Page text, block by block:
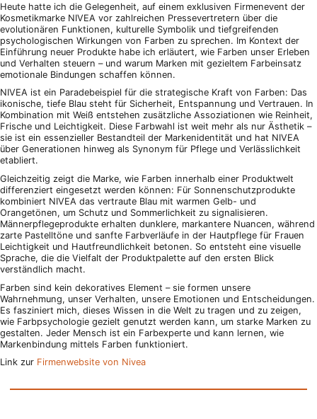
Heute hatte ich die Gelegenheit, auf einem exklusiven Firmenevent der
Kosmetikmarke NIVEA vor zahlreichen Pressevertretern über die
evolutionären Funktionen, kulturelle Symbolik und tiefgreifenden
psychologischen Wirkungen von Farben zu sprechen. Im Kontext der
Einführung neuer Produkte habe ich erläutert, wie Farben unser Erleben
und Verhalten steuern – und warum Marken mit gezieltem Farbeinsatz
emotionale Bindungen schaffen können.
NIVEA ist ein Paradebeispiel für die strategische Kraft von Farben: Das
ikonische, tiefe Blau steht für Sicherheit, Entspannung und Vertrauen. In
Kombination mit Weiß entstehen zusätzliche Assoziationen wie Reinheit,
Frische und Leichtigkeit. Diese Farbwahl ist weit mehr als nur Ästhetik –
sie ist ein essenzieller Bestandteil der Markenidentität und hat NIVEA
über Generationen hinweg als Synonym für Pflege und Verlässlichkeit
etabliert.
Gleichzeitig zeigt die Marke, wie Farben innerhalb einer Produktwelt
differenziert eingesetzt werden können: Für Sonnenschutzprodukte
kombiniert NIVEA das vertraute Blau mit warmen Gelb- und
Orangetönen, um Schutz und Sommerlichkeit zu signalisieren.
Männerpflegeprodukte erhalten dunklere, markantere Nuancen, während
zarte Pastelltöne und sanfte Farbverläufe in der Hautpflege für Frauen
Leichtigkeit und Hautfreundlichkeit betonen. So entsteht eine visuelle
Sprache, die die Vielfalt der Produktpalette auf den ersten Blick
verständlich macht.
Farben sind kein dekoratives Element – sie formen unsere
Wahrnehmung, unser Verhalten, unsere Emotionen und Entscheidungen.
Es fasziniert mich, dieses Wissen in die Welt zu tragen und zu zeigen,
wie Farbpsychologie gezielt genutzt werden kann, um starke Marken zu
gestalten. Jeder Mensch ist ein Farbexperte und kann lernen, wie
Markenbindung mittels Farben funktioniert.
Link zur Firmenwebsite von Nivea